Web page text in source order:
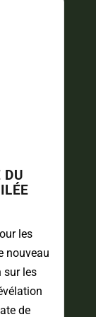
DU
les
nouveau
sur les
de